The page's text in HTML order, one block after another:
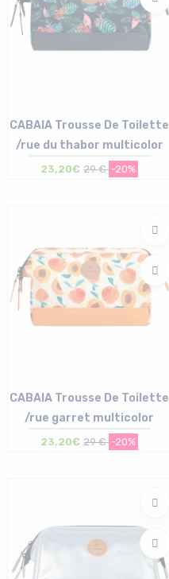
CABAIA Trousse De Toilette
/rue du thabor multicolor
23,20€ 29 € -20%
CABAIA Trousse De Toilette
/rue garret multicolor
23,20€ 29 € -20%